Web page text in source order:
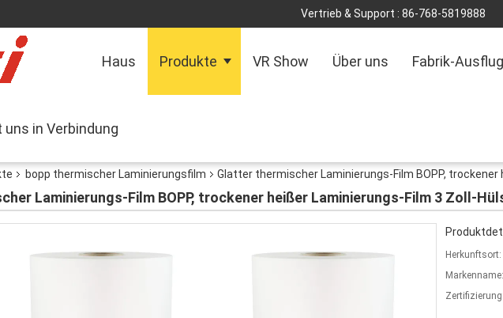
Vertrieb & Support : 86-768-5819888
Haus Produkte VR Show Über uns Fabrik-Ausflug
in Verbindung
bopp thermischer Laminierungsfilm Glatter thermischer Laminierungs-Film BOPP, trockener
Laminierungs-Film BOPP, trockener heißer Laminierungs-Film 3 Zoll-
Herkunftsort:
Markenname:
Zertifizierung: